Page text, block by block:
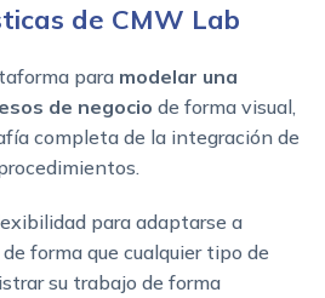
de CMW Lab
para modelar una
de negocio de forma visual,
completa de la integración de
para adaptarse a
forma que cualquier tipo de
su trabajo de forma